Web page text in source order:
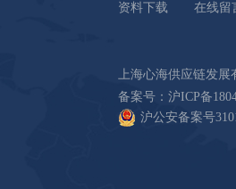
资料下载
在线留
上海心海供应链发
备案号： 沪ICP备
沪公安备案号